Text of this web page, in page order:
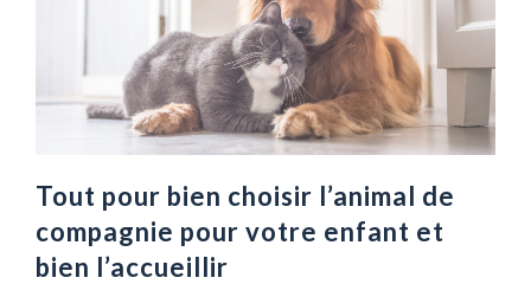
Tout pour bien choisir l’animal de
compagnie pour votre enfant et
bien l’accueillir